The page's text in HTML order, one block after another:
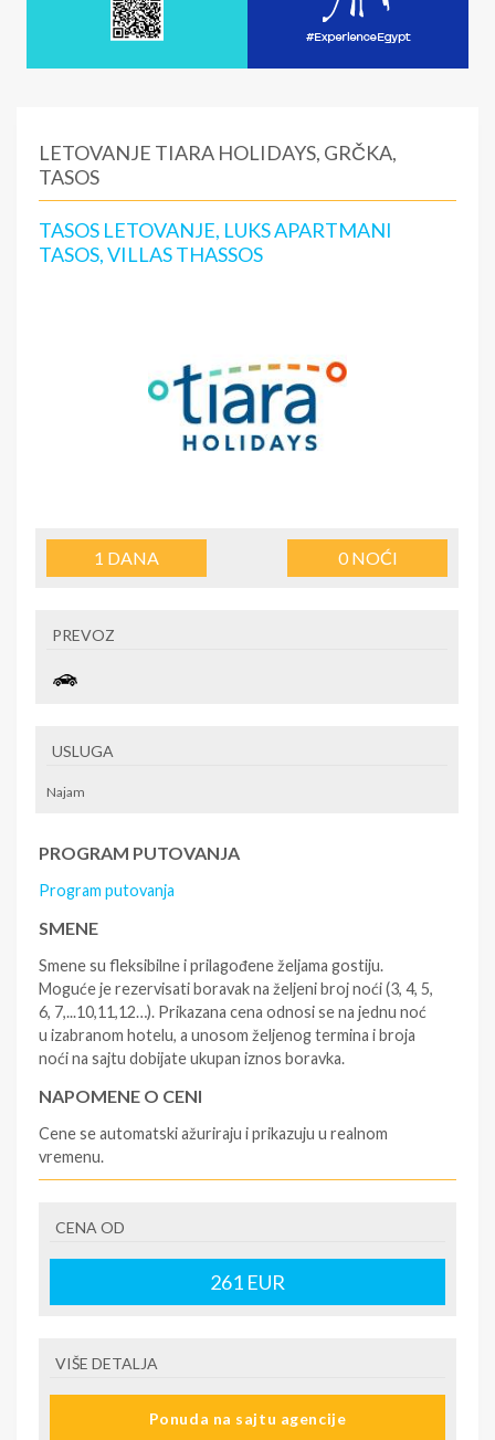
LETOVANJE TIARA HOLIDAYS, GRČKA,
TASOS
TASOS LETOVANJE, LUKS APARTMANI
TASOS, VILLAS THASSOS
1 DANA 0NOĆI
PREVOZ
USLUGA
Najam
PROGRAM PUTOVANJA
Program putovanja
SMENE
Smene su fleksibilne i prilagođene željama gostiju.
Moguće je rezervisati boravak na željeni broj noći (3, 4, 5,
6, 7,...10,11,12…). Prikazana cena odnosi se na jednu noć
u izabranom hotelu, a unosom željenog termina i broja
noći na sajtu dobijate ukupan iznos boravka.
NAPOMENE O CENI
Cene se automatski ažuriraju i prikazuju u realnom
vremenu.
- rezervisane i potvrđene usluge u izabranoj smeštajnoj
jedinici prema opisu - korišćenje hotelskih sadržaja
prema opisu - uslugu rezervacije - organizaciju
putovanja
krizu) na destinaciji, plaćaju se na recepciji
hotela/apartmana za hotele sa 1* i 2* i nekategorisane
CENA OD
261 EUR
VIŠE DETALJA
Ponuda na sajtu agencije